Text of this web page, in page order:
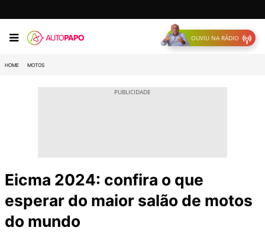
OUVIU NA RÁDIO
HOME MOTOS
Eicma 2024: confira o que
esperar do maior salão de motos
do mundo